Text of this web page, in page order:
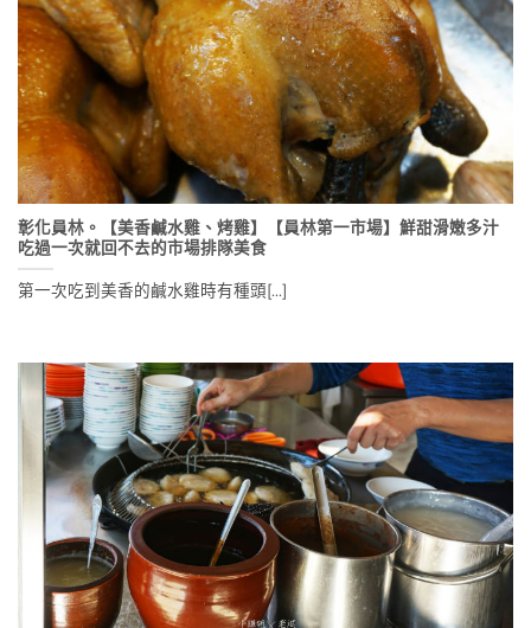
彰化員林。【美香鹹水雞、烤雞】【員林第一市場】鮮甜滑嫩多汁
吃過一次就回不去的市場排隊美食
第一次吃到美香的鹹水雞時有種頭[...]